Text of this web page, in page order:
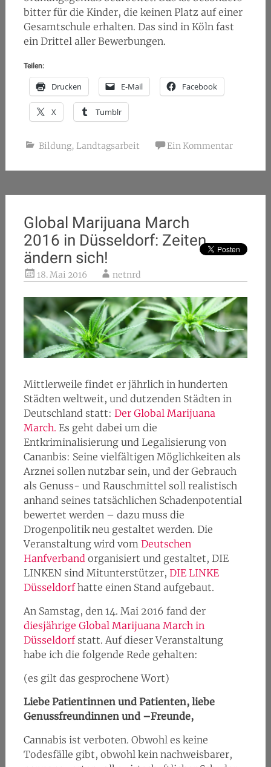
bitter für die Kinder, die keinen Platz auf einer
Gesamtschule erhalten. Das sind in Köln fast
ein Drittel aller Bewerbungen.
Teilen:
Drucken E-Mail Facebook
X Tumblr
Bildung, Landtagsarbeit Ein Kommentar
Global Marijuana March
2016 in Düsseldorf: Zeiten
ändern sich!
18. Mai 2016 netnrd
Mittlerweile findet er jährlich in hunderten
Städten weltweit, und dutzenden Städten in
Deutschland statt: Der Global Marijuana
March. Es geht dabei um die
Entkriminalisierung und Legalisierung von
Cananbis: Seine vielfältigen Möglichkeiten als
Arznei sollen nutzbar sein, und der Gebrauch
als Genuss- und Rauschmittel soll realistisch
anhand seines tatsächlichen Schadenpotential
bewertet werden – dazu muss die
Drogenpolitik neu gestaltet werden. Die
Veranstaltung wird vom Deutschen
Hanfverband organisiert und gestaltet, DIE
LINKEN sind Mitunterstützer, DIE LINKE
Düsseldorfhatte einen Stand aufgebaut.
An Samstag, den 14. Mai 2016 fand der
diesjährige Global Marijuana March in
Düsseldorfstatt. Auf dieser Veranstaltung
habe ich die folgende Rede gehalten:
(es gilt das gesprochene Wort)
Liebe Patientinnen und Patienten, liebe
Genussfreundinnen und –Freunde,
Cannabis ist verboten. Obwohl es keine
Todesfälle gibt, obwohl kein nachweisbarer,